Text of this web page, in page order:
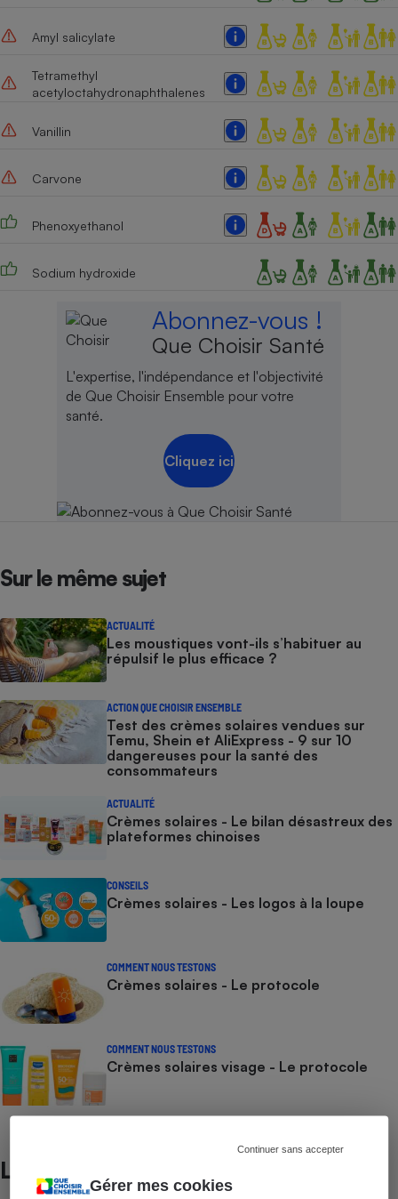
Gérer mes cookies
Continuer sans accepter
Amyl salicylate
Tetramethyl
acetyloctahydronaphthalenes
Vanillin
Carvone
Phenoxyethanol
Sodium hydroxide
Abonnez-vous !
Que Choisir Santé
L'expertise, l'indépendance et l'objectivité
de Que Choisir Ensemble pour votre
santé.
Cliquez ici
Sur le même sujet
ACTUALITÉ
Les moustiques vont-ils s’habituer au
répulsif le plus efficace ?
ACTION QUE CHOISIR ENSEMBLE
Test des crèmes solaires vendues sur
Temu, Shein et AliExpress - 9 sur 10
dangereuses pour la santé des
consommateurs
ACTUALITÉ
Crèmes solaires - Le bilan désastreux des
plateformes chinoises
CONSEILS
Crèmes solaires - Les logos à la loupe
COMMENT NOUS TESTONS
Crèmes solaires - Le protocole
COMMENT NOUS TESTONS
Crèmes solaires visage - Le protocole
Lire aussi